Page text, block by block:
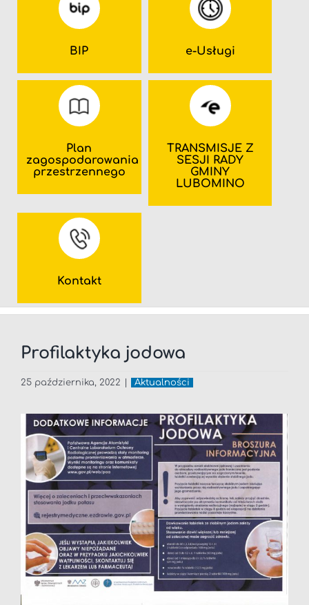
BIP e-Usługi
Plan
zagospodarowania
przestrzennego
TRANSMISJE Z
SESJI RADY
GMINY
LUBOMINO
Kontakt
Profilaktyka jodowa
25 października, 2022 Aktualności